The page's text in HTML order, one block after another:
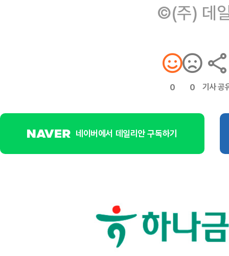
©(주) 데
0 0 기사 공
네이버에서 데일리안 구독하기